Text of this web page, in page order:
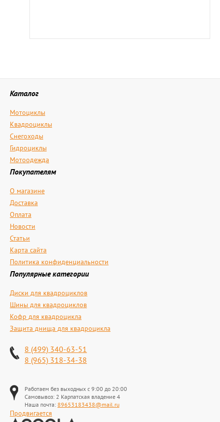
Каталог
Мотоциклы
Квадроциклы
Снегоходы
Гидроциклы
Мотоодежда
Покупателям
О магазине
Доставка
Оплата
Новости
Статьи
Карта сайта
Политика конфиденциальности
Популярные категории
Диски для квадроциклов
Шины для квадроциклов
Кофр для квадроцикла
Защита днища для квадроцикла
8 (499) 340-63-51
8 (965) 318-34-38
Работаем без выходных с 9:00 до 20:00
Самовывоз: 2 Карпатская владение 4
Наша почта: 89653183438@mail.ru
Продвигается